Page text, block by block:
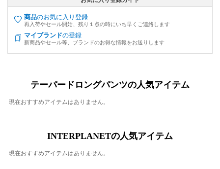
商品のお気に入り登録
再入荷やセール開始、残り１点の時にいち早くご連絡します
マイブランドの登録
新商品やセール等、ブランドのお得な情報をお送りします
テーパードロングパンツの人気アイテム
現在おすすめアイテムはありません。
INTERPLANETの人気アイテム
現在おすすめアイテムはありません。